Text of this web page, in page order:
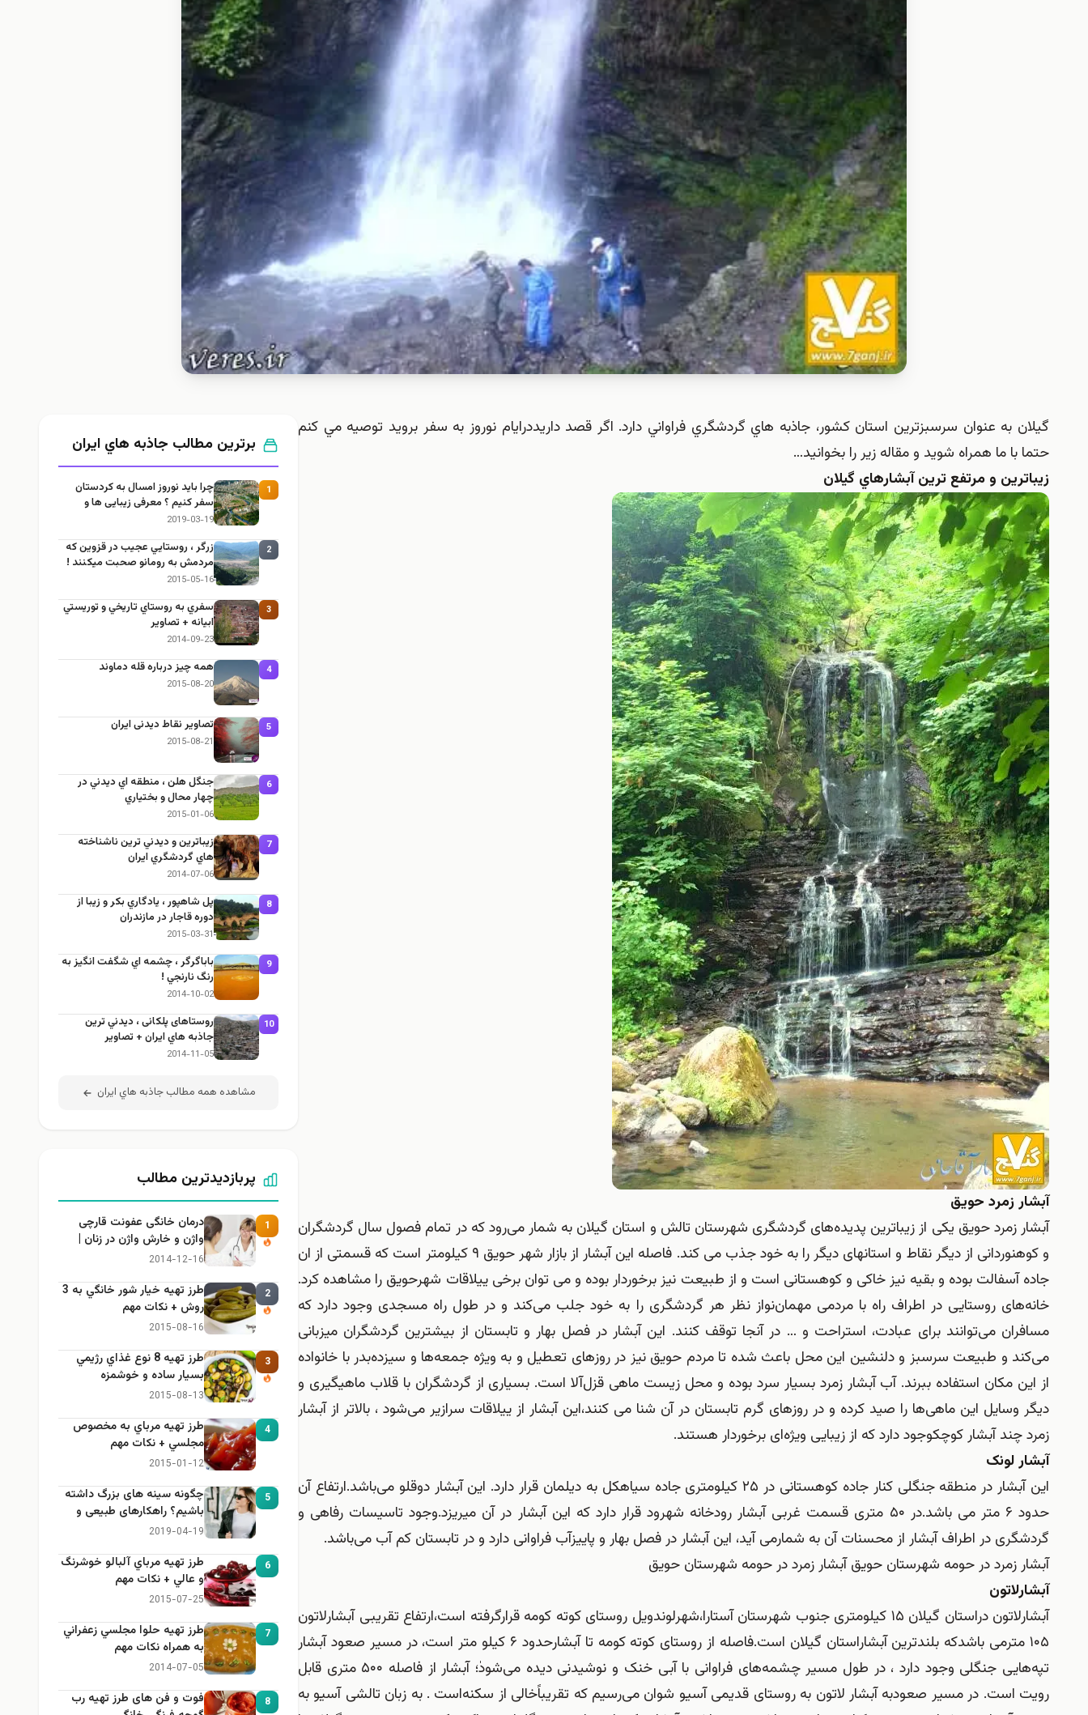
گيلان به عنوان سرسبزترين استان كشور، جاذبه هاي گردشگري فراواني دارد. اگر قصد داريددرايام نوروز به سفر برويد توصيه مي كنم
حتما با ما همراه شويد و مقاله زير را بخوانيد…
زيباترين و مرتفع ترين آبشارهاي گيلان
آبشار زمرد حویق
آبشار زمرد حویق یکی از زیباترین پدیده‌های گردشگری شهرستان تالش و استان گیلان به شمار می‌رود که در تمام فصول سال گردشگران
و کوهنوردانی از دیگر نقاط و استانهای دیگر را به خود جذب می کند. فاصله این آبشار از بازار شهر حویق ۹ کیلومتر است که قسمتی از ان
جاده آسفالت بوده و بقیه نیز خاکی و کوهستانی است و از طبیعت نیز برخوردار بوده و می توان برخی ییلاقات شهرحویق را مشاهده کرد.
خانه‌های روستایی در اطراف راه با مردمی مهمان‌‌نواز نظر هر گردشگری را به خود جلب می‌کند و در طول راه مسجدی وجود دارد که
مسافران می‌توانند برای عبادت، استراحت و … در آنجا توقف کنند. این آبشار در فصل بهار و تابستان از بیشترین گردشگران میزبانی
می‌کند و طبیعت سرسبز و دلنشین این محل باعث شده تا مردم حویق نیز در روزهای تعطیل و به ویژه جمعه‌ها و سیزده‌بدر با خانواده
از این مکان استفاده ببرند. آب آبشار زمرد بسیار سرد بوده و محل زیست‌ ماهی قزل‌آلا است. بسیاری از گردشگران با قلاب ماهیگیری و
دیگر وسایل این ماهی‌ها را صید کرده و در روزهای گرم تابستان در آن شنا می کنند،این آبشار از ییلاقات سرازیر می‌شود ، بالاتر از آبشار
زمرد چند آبشار کوچکوجود دارد که از زیبایی ویژه‌ای برخوردار هستند.
آبشار لونک
این آبشار در منطقه جنگلی کنار جاده کوهستانی در ۲۵ کیلومتری جاده سیاهکل به دیلمان قرار دارد. این آبشار دوقلو می‌باشد.ارتفاع آن
حدود ۶ متر می باشد.در ۵۰ متری قسمت غربی آبشار رودخانه شهرود قرار دارد که این آبشار در آن میریزد.وجود تاسیسات رفاهی و
گردشگری در اطراف آبشار از محسنات آن به شمارمی آید، این آبشار در فصل بهار و پاییزآب فراوانی دارد و در تابستان کم آب می‌باشد.
آبشار زمرد در حومه شهرستان حویق آبشار زمرد در حومه شهرستان حویق
آبشارلاتون
آبشارلاتون دراستان گیلان ۱۵ کیلومتری جنوب شهرستان آستارا،شهرلوندویل روستای کوته کومه قرارگرفته است،ارتفاع تقریبی آبشارلاتون
۱۰۵ مترمی باشدکه بلندترین آبشاراستان گیلان است.فاصله از روستای کوته کومه تا آبشارحدود ۶ کیلو متر است، در مسیر صعود آبشار
تپه‌هایی جنگلی وجود دارد ، در طول مسیر چشمه‌های فراوانی با آبی خنک و نوشیدنی دیده می‌شودٰ؛ آبشار از فاصله ۵۰۰ متری قابل
رویت است. در مسیر صعودبه آبشار لاتون به روستای قدیمی آسیو شوان می‌رسیم که تقریباًخالی از سکنه‌است . به زبان تالشی آسیو به
برترین مطالب جاذبه هاي ايران
1
چرا باید نوروز امسال به کردستان
سفر کنیم ؟ معرفی زیبایی ها و
مناطق گردشگری کردستان
2019-03-19
2
زرگر ، روستايي عجيب در قزوين كه
مردمش به رومانو صحبت ميكنند !
2015-05-16
3
سفري به روستاي تاريخي و توريستي
ابيانه + تصاوير
2014-09-23
4 همه چیز درباره قله دماوند
2015-08-20
5 تصاویر نقاط دیدنی ایران
2015-08-21
6
جنگل هلن ، منطقه اي ديدني در
چهار محال و بختياري
2015-01-06
7
زيباترين و ديدني ترين ناشناخته
هاي گردشگري ايران
2014-07-06
8
پل شاهپور ، يادگاري بكر و زيبا از
دوره قاجار در مازندران
2015-03-31
9
باباگرگر ، چشمه اي شگفت انگيز به
رنگ نارنجي !
2014-10-02
10
روستاهای پلکانی ، ديدني ترين
جاذبه هاي ايران + تصاوير
2014-11-05
مشاهده همه مطالب جاذبه هاي ايران
پربازدیدترین مطالب
1
درمان خانگی عفونت قارچی
واژن و خارش واژن در زنان |
راهنمای کامل، ایمن و کاربردی
2014-12-16
2
طرز تهيه خیار شور خانگي به 3
روش + نكات مهم
2015-08-16
3
طرز تهيه 8 نوع غذاي رژيمي
بسيار ساده و خوشمزه
2015-08-13
4
طرز تهيه مرباي به مخصوص
مجلسي + نكات مهم
2015-01-12
5
چگونه سینه های بزرگ داشته
باشیم؟ راهکارهای طبیعی و
خانگی برای بزرگ کردن سینه
2019-04-19
6
طرز تهيه مرباي آلبالو خوشرنگ
و عالي + نكات مهم
2015-07-25
7
طرز تهيه حلوا مجلسي زعفراني
به همراه نكات مهم
2014-07-05
8
فوت و فن های طرز تهیه رب